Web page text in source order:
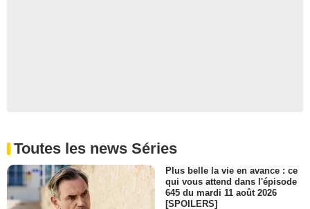
Toutes les news Séries
Plus belle la vie en avance : ce
qui vous attend dans l'épisode
645 du mardi 11 août 2026
[SPOILERS]